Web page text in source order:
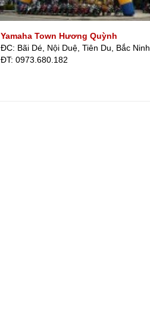
Yamaha Town Hương Quỳnh
ĐC: Bãi Dé, Nội Duệ, Tiên Du, Bắc Ninh
ÐT: 0973.680.182